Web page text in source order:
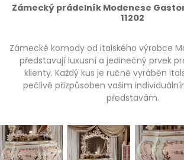
Zámecký prádelník Modenese
11202
Zámecké komody od italského výrobce
představují luxusní a jedinečný prvek
klienty. Každý kus je ručně vyráběn
pečlivě přizpůsoben vašim
představám.